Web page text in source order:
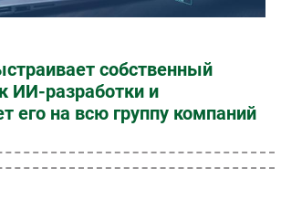
собственный
ИИ-разработки и
его на всю группу компаний